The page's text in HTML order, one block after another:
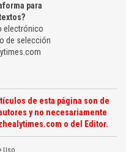
para
electrónico
de selección
de esta página son de
y no necesariamente
o del Editor.